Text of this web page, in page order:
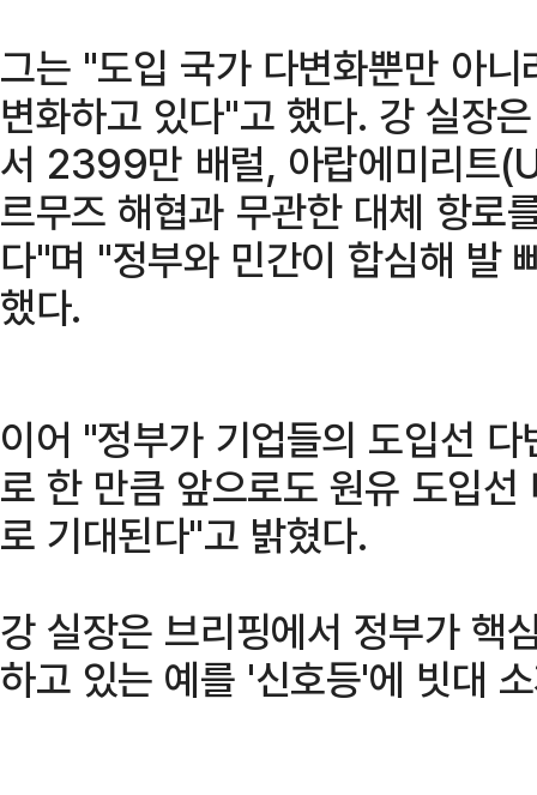
그는 "도입 국가 다변화뿐만 아
변화하고 있다"고 했다. 강 실장
서 2399만 배럴, 아랍에미리트
르무즈 해협과 무관한 대체 항로
다"며 "정부와 민간이 합심해 발
했다.
이어 "정부가 기업들의 도입선
로 한 만큼 앞으로도 원유 도입
로 기대된다"고 밝혔다.
강 실장은 브리핑에서 정부가 핵
하고 있는 예를 '신호등'에 빗대